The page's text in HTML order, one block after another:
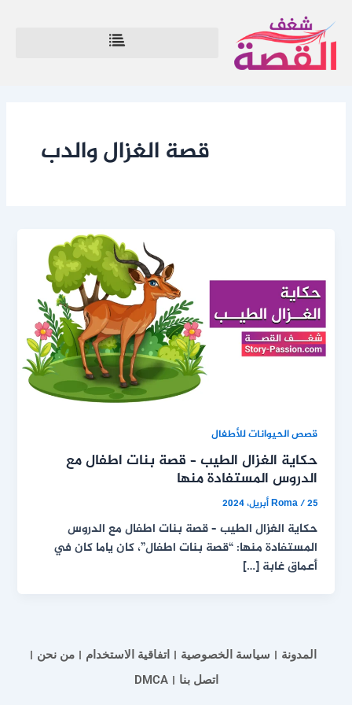
إلى
المحتوى
قصة الغزال والدب
قصص الحيوانات للأطفال
حكاية الغزال الطيب – قصة بنات اطفال مع
الدروس المستفادة منها
Roma/25 أبريل، 2024
حكاية الغزال الطيب – قصة بنات اطفال مع الدروس
المستفادة منها: “قصة بنات اطفال”، كان ياما كان في
أعماق غابة […]
المدونة سياسة الخصوصية اتفاقية الاستخدام
من نحن
اتصل بنا
DMCA